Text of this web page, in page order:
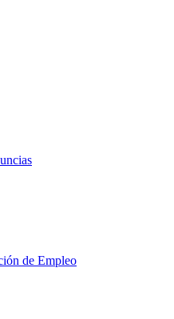
de Empleo